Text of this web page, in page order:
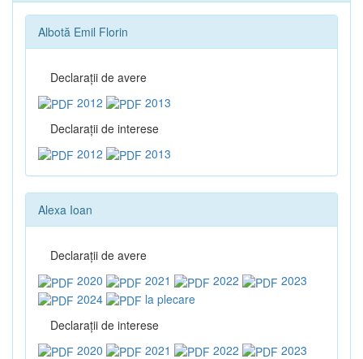
Albotă Emil Florin
Declaraţii de avere
2012
2013
Declaraţii de interese
2012
2013
Alexa Ioan
Declaraţii de avere
2020
2021 2022
2023
2024
la plecare
Declaraţii de interese
2020
2021 2022
2023